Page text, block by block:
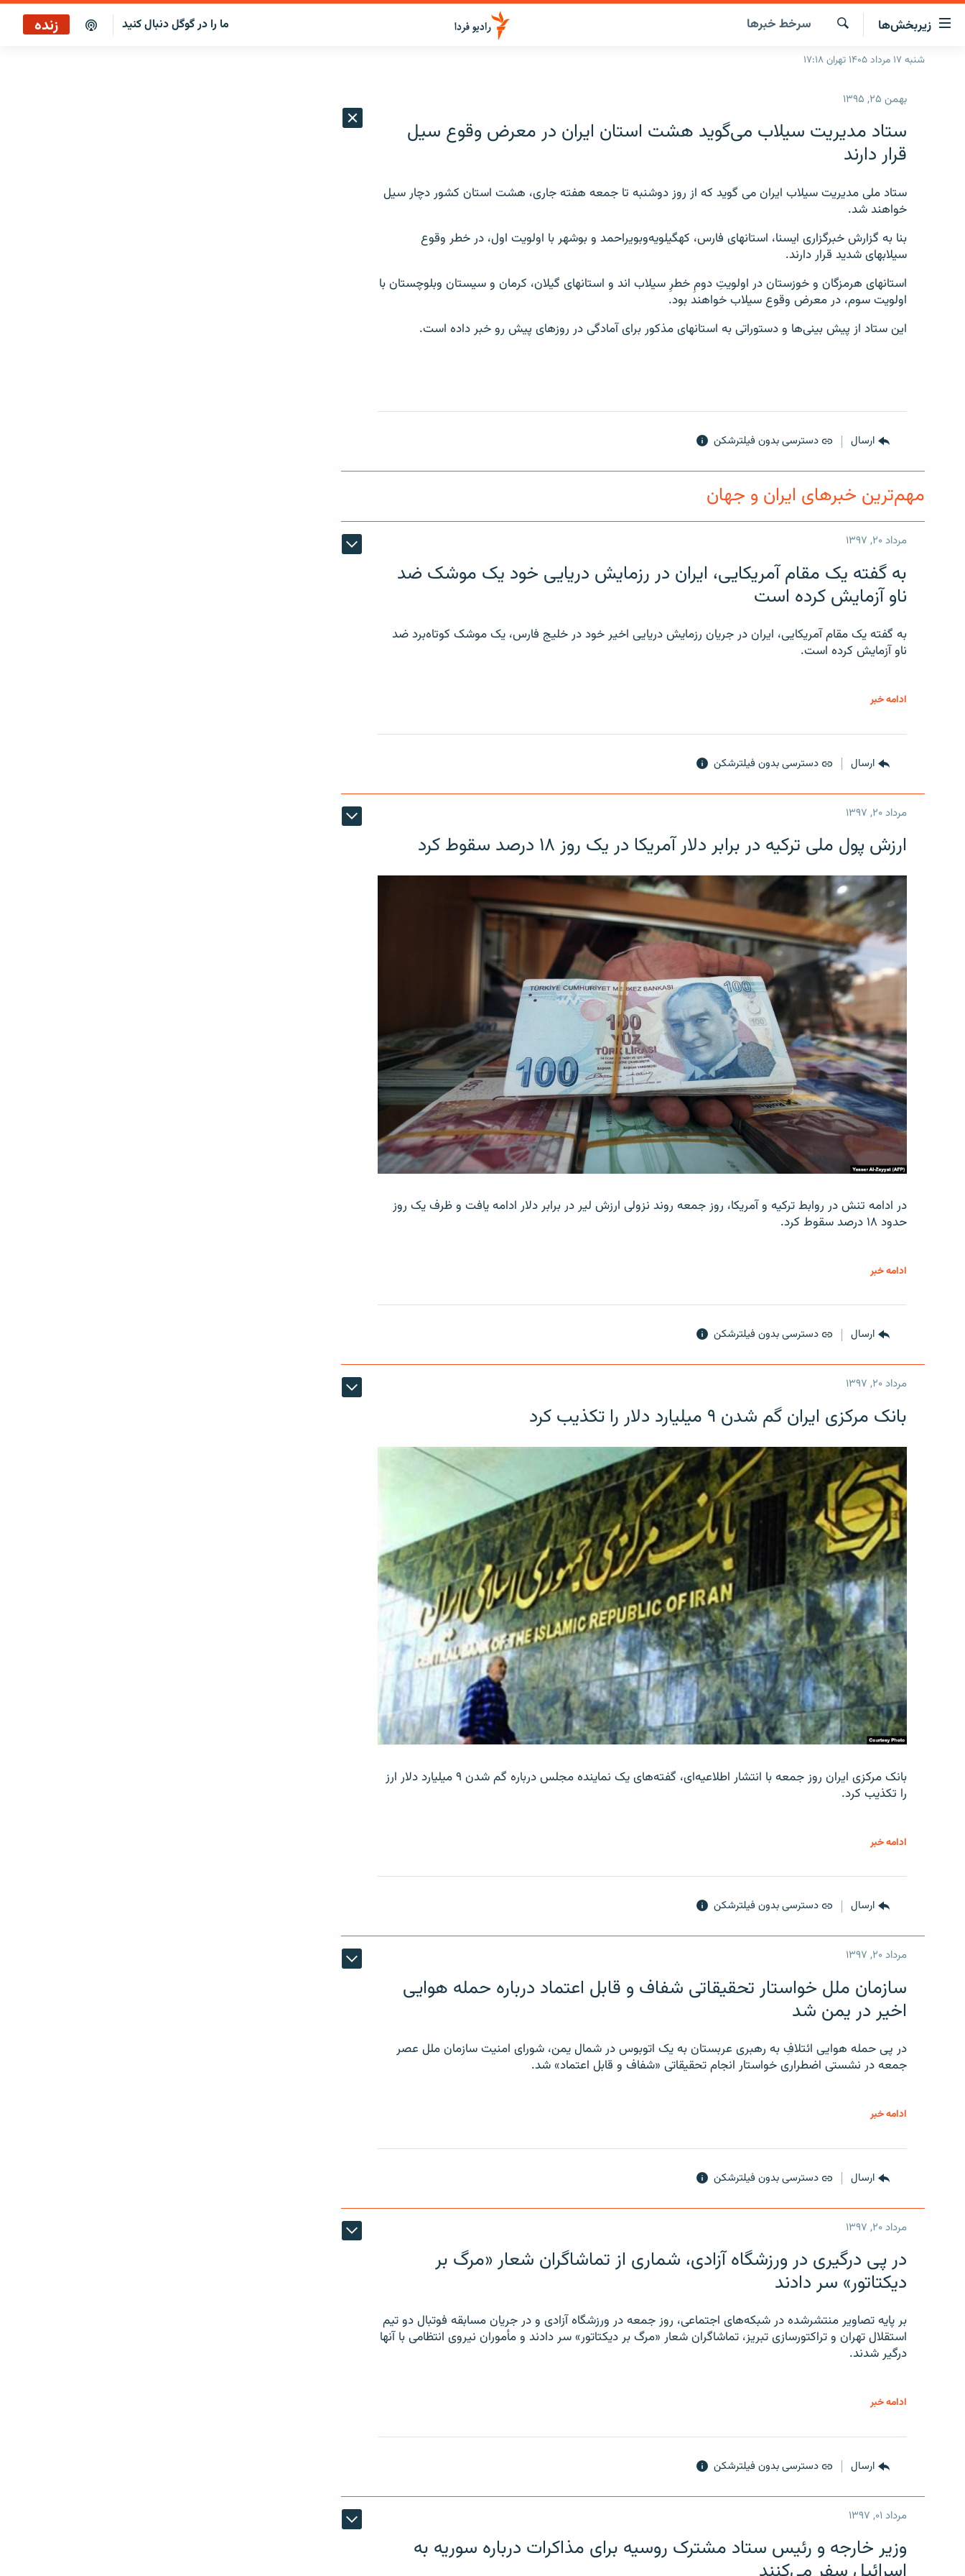
لینک‌های
قابلیت
دسترسی
زیربخش‌ها
صفحه اصلی
انتخاب کنید و بشنوید
برنامه‌های رادیویی
چندرسانه‌ای
گزارش‌های تصویری
گزارش‌های ویدئویی
جستجو
سرخط‌ خبرها ما را در گوگل دنبال کنید زنده
شنبه ۱۷ مرداد ۱۴۰۵ تهران ۱۷:۱۸
بهمن ۲۵, ۱۳۹۵
ستاد مدیریت سیلاب می‌گوید هشت استان ایران در معرض وقوع سیل
قرار دارند
ستاد ملی مدیریت سیلاب ایران می گوید که از روز دوشنبه تا جمعه هفته جاری، هشت استان کشور دچار سیل
خواهند شد.
بنا به گزارش خبرگزاری ایسنا، استانهای فارس، کهگیلویه‌وبویراحمد و بوشهر با اولویت اول، در خطر وقوع
سیلابهای شدید قرار دارند.
استانهای هرمزگان و خوزستان در اولویتِ دومِ خطرِ سیلاب اند و استانهای گیلان، کرمان و سیستان وبلوچستان با
اولویت سوم، در معرض وقوع سیلاب خواهند بود.
این ستاد از پیش بینی‌ها و دستوراتی به استانهای مذکور برای آمادگی در روزهای پیش رو خبر داده است.
ارسال دسترسی بدون فیلترشکن
مهم‌ترین خبرهای ایران و جهان
مرداد ۲۰, ۱۳۹۷
به گفته یک مقام آمریکایی، ایران در رزمایش دریایی خود یک موشک ضد
ناو آزمایش کرده است
به گفته یک مقام آمریکایی، ایران در جریان رزمایش دریایی اخیر خود در خلیج فارس، یک موشک کوتاه‌برد ضد
ناو آزمایش کرده است.
ادامه خبر
ارسال دسترسی بدون فیلترشکن
مرداد ۲۰, ۱۳۹۷
ارزش پول ملی ترکیه در برابر دلار آمریکا در یک روز ۱۸ درصد سقوط کرد
در ادامه تنش در روابط ترکیه و آمریکا، روز جمعه روند نزولی ارزش لیر در برابر دلار ادامه یافت و ظرف یک روز
حدود ۱۸ درصد سقوط کرد.
ادامه خبر
ارسال دسترسی بدون فیلترشکن
مرداد ۲۰, ۱۳۹۷
بانک مرکزی ایران گم شدن ۹ میلیارد دلار را تکذیب کرد
بانک مرکزی ایران روز جمعه با انتشار اطلاعیه‌ای، گفته‌های یک نماینده مجلس درباره گم شدن ۹ میلیارد دلار ارز
را تکذیب کرد.
ادامه خبر
ارسال دسترسی بدون فیلترشکن
مرداد ۲۰, ۱۳۹۷
سازمان ملل خواستار تحقیقاتی شفاف و قابل اعتماد درباره حمله هوایی
اخیر در یمن شد
در پی حمله هوایی ائتلافِ به رهبری عربستان به یک اتوبوس در شمال یمن، شورای امنیت سازمان ملل عصر
جمعه در نشستی اضطراری خواستار انجام تحقیقاتی «شفاف و قابل اعتماد» شد.
ادامه خبر
ارسال دسترسی بدون فیلترشکن
مرداد ۲۰, ۱۳۹۷
در پی درگیری در ورزشگاه آزادی، شماری از تماشاگران شعار «مرگ بر
دیکتاتور» سر دادند
بر پایه تصاویر منتشرشده در شبکه‌های اجتماعی، روز جمعه در ورزشگاه آزادی و در جریان مسابقه فوتبال دو تیم
استقلال تهران و تراکتورسازی تبریز، تماشاگران شعار «مرگ بر دیکتاتور» سر دادند و مأموران نیروی انتظامی با آنها
درگیر شدند.
ادامه خبر
ارسال دسترسی بدون فیلترشکن
مرداد ۰۱, ۱۳۹۷
وزیر خارجه و رئیس‌ ستاد مشترک روسیه برای مذاکرات درباره سوریه به